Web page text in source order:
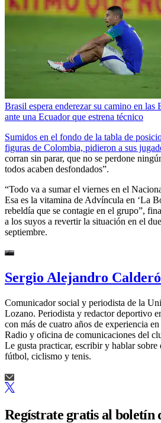
Brasil espera enderezar su camino en
ante una Ecuador que estrena técnico
Sumidos en el fondo de la tabla de
figuras de Colombia, pidieron a sus
corran sin parar, que no se perdone
todos acaben desfondados”.
“Todo va a sumar el viernes en el
Esa es la vitamina de Advíncula en ‘La
rebeldía que se contagie en el grupo”,
a los suyos a revertir la situación en el
septiembre.
Sergio Alejandro
Comunicador social y periodista de la
Lozano. Periodista y redactor deportivo
con más de cuatro años de experiencia
Radio y oficina de comunicaciones del
Le gusta practicar, escribir y hablar sobre
fútbol, ciclismo y tenis.
Regístrate gratis al boletín